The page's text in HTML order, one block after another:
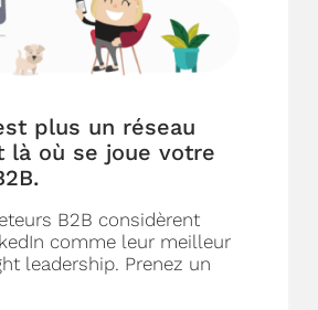
plus un réseau
là où se joue votre
B2B considèrent
comme leur meilleur
leadership. Prenez un